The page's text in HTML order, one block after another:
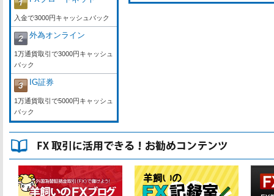
入金で3000円キャッシュバック
外為オンライン
1万通貨取引で3000円キャッシュ
バック
IG証券
1万通貨取引で5000円キャッシュ
バック